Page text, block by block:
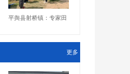
平舆县射桥镇：专家田
更多